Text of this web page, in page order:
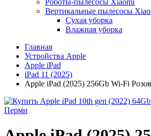
Роботы-пылесосы Xiaomi
Вертикальные пылесосы
Сухая уборка
Влажная уборка
Главная
Устройства Apple
Apple iPad
iPad 11 (2025)
Apple iPad (2025) 256Gb Wi-Fi